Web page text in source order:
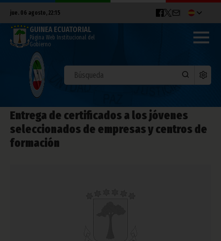
jue. 06 agosto, 22:15
GUINEA ECUATORIAL
Página Web Institucional del
Gobierno
Entrega de certificados a los jóvenes
seleccionados de empresas y centros de
formación